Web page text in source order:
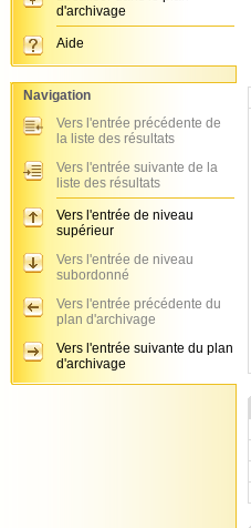
d'archivage
Aide
Navigation
Vers l'entrée précédente de
la liste des résultats
Vers l'entrée suivante de la
liste des résultats
Vers l'entrée de niveau
supérieur
Vers l'entrée de niveau
subordonné
Vers l'entrée précédente du
plan d'archivage
Vers l'entrée suivante du plan
d'archivage